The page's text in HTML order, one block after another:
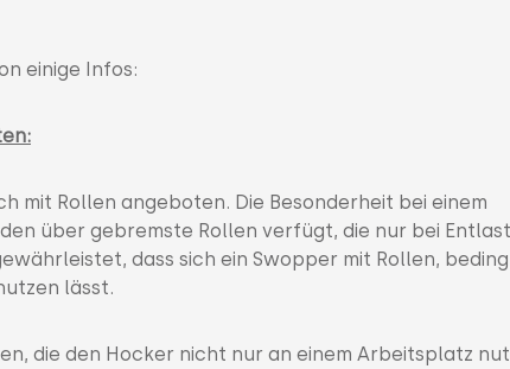
einige Infos:
mit Rollen angeboten. Die Besonderheit bei einem
über gebremste Rollen verfügt, die nur bei
dass sich ein Swopper mit Rollen,
lässt.
die den Hocker nicht nur an einem Arbeitsplatz